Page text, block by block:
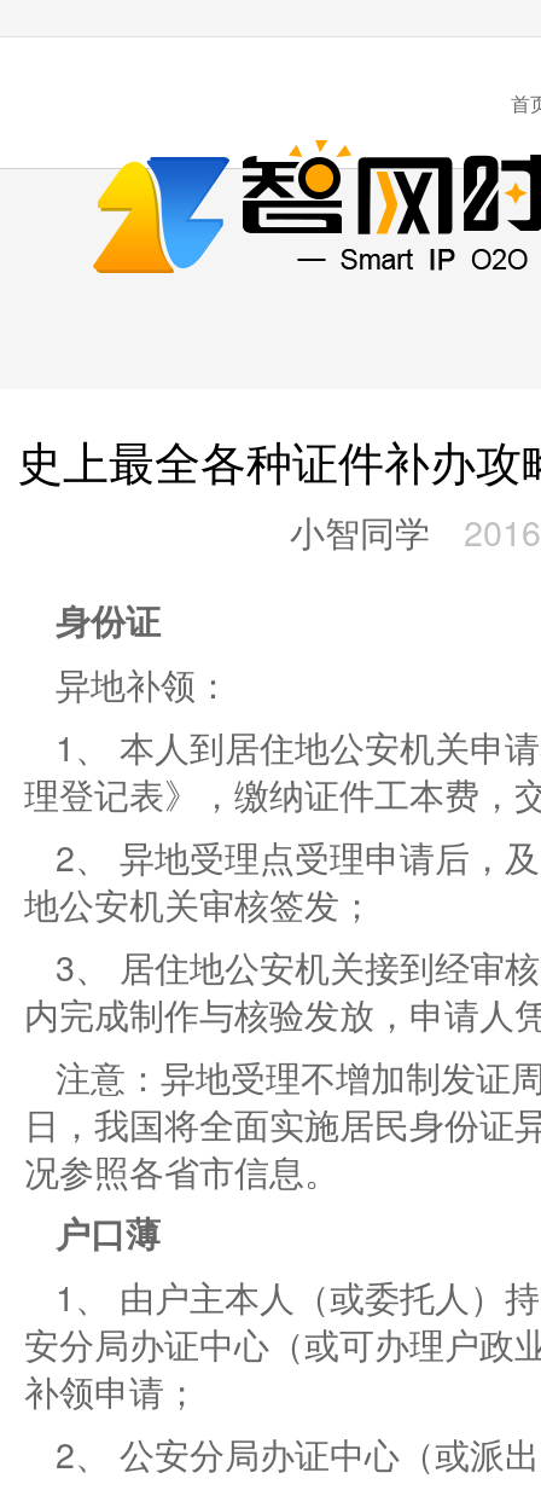
首
史上最全各种证件补办
小智同学
身份证
异地补领：
1、 本人到居住地公安机关申
理登记表》，缴纳证件工本费，
2、 异地受理点受理申请后，
地公安机关审核签发；
3、 居住地公安机关接到经审
内完成制作与核验发放，申请人
注意：异地受理不增加制发证
日，我国将全面实施居民身份证
况参照各省市信息。
户口薄
1、 由户主本人（或委托人）
安分局办证中心（或可办理户政
补领申请；
2、 公安分局办证中心（或派